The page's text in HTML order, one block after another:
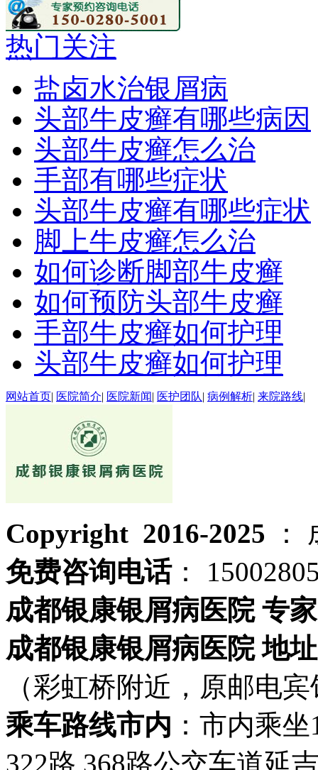
热门关注
盐卤水治银屑病
头部牛皮癣有哪些病因
头部牛皮癣怎么治
手部有哪些症状
头部牛皮癣有哪些症状
脚上牛皮癣怎么治
如何诊断脚部牛皮癣
如何预防头部牛皮癣
手部牛皮癣如何护理
头部牛皮癣如何护理
网站首页| 医院简介| 医院新闻| 医护团队| 病例解析| 来院路线|
Copyright 2016-2025
：
免费咨询电话：
成都银康银屑病医院 专
成都银康银屑病医院 地址
（彩虹桥附近，原邮电
乘车路线市内 ：市内乘
322路 368路公交车道延